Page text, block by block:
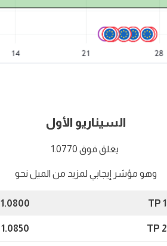
السيناريو الأول
يغلق فوق 1.0770
وهو مؤشر إيجابي لمزيد من الميل نحو
TP 1
1.0800
TP 2
1.0850